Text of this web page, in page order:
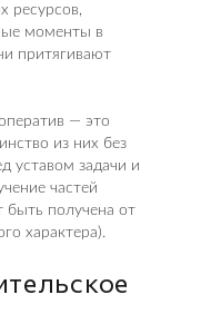
ресурсов,
моменты в
притягивают
— это
из них без
уставом задачи и
частей
получена от
характера).